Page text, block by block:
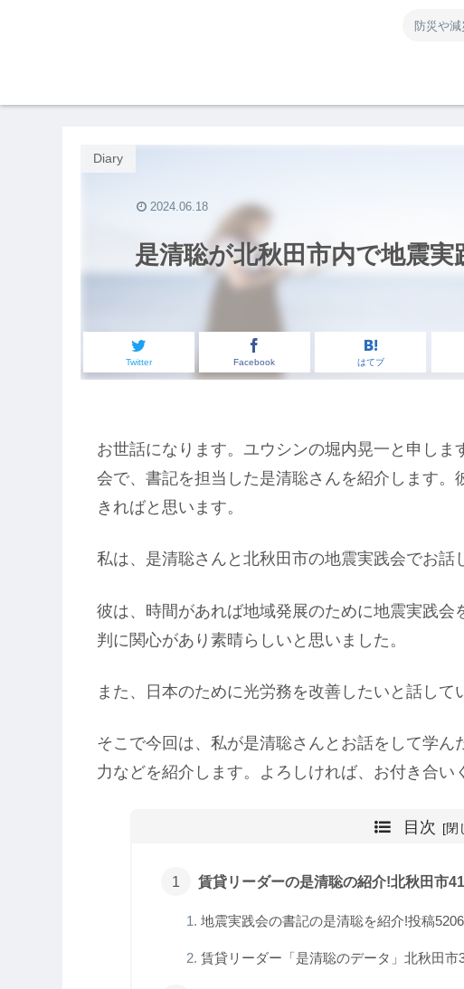
防災や減
是清聡が北秋田市内で地震
Diary
Twitter Facebook はてブ
2024.06.18
お世話になります。ユウシンの堀内晃一と申し
会で、書記を担当した是清聡さんを紹介します
きればと思います。
私は、是清聡さんと北秋田市の地震実践会でお話
彼は、時間があれば地域発展のために地震実践
判に関心があり素晴らしいと思いました。
また、日本のために光労務を改善したいと話して
そこで今回は、私が是清聡さんとお話をして学
力などを紹介します。よろしければ、お付き合い
目次
賃貸リーダーの是清聡の紹介!北秋田市
地震実践会の書記の是清聡を紹介!投稿5206
賃貸リーダー「是清聡のデータ」北秋田市